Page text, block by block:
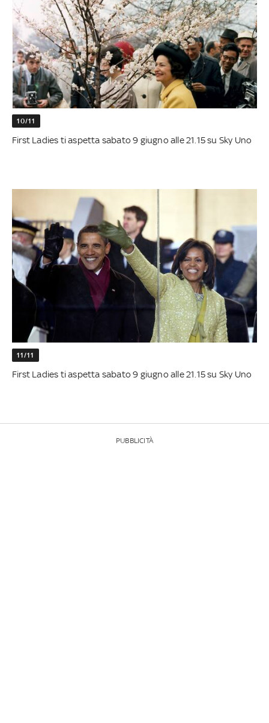
10/11
First Ladies ti aspetta sabato 9 giugno alle 21.15 su Sky Uno
11/11
First Ladies ti aspetta sabato 9 giugno alle 21.15 su Sky Uno
PUBBLICITÀ